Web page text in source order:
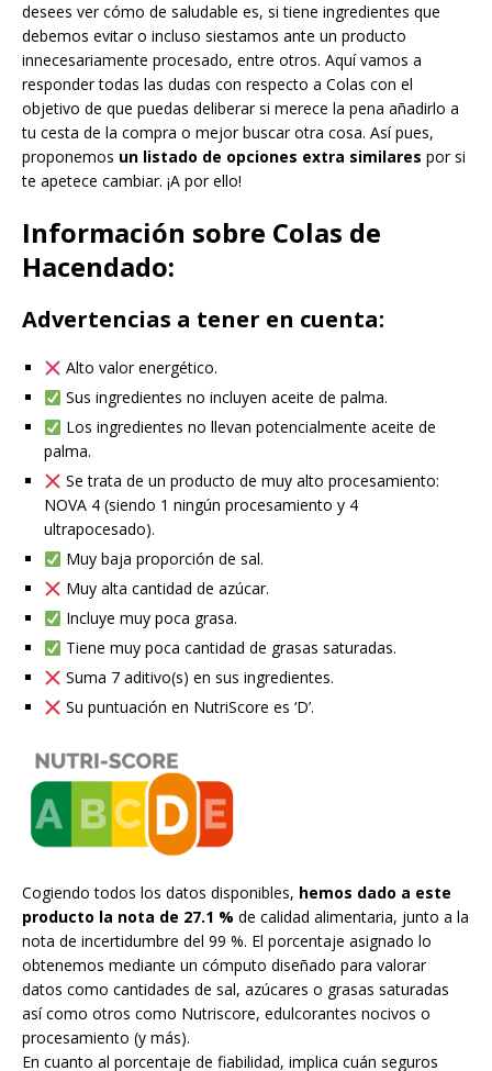
desees ver cómo de saludable es, si tiene ingredientes que
debemos evitar o incluso siestamos ante un producto
innecesariamente procesado, entre otros. Aquí vamos a
responder todas las dudas con respecto a Colas con el
objetivo de que puedas deliberar si merece la pena añadirlo a
tu cesta de la compra o mejor buscar otra cosa. Así pues,
proponemos un listado de opciones extra similares por si
te apetece cambiar. ¡A por ello!
Información sobre Colas de
Hacendado:
Advertencias a tener en cuenta:
Alto valor energético.
Sus ingredientes no incluyen aceite de palma.
Los ingredientes no llevan potencialmente aceite de
palma.
Se trata de un producto de muy alto procesamiento:
NOVA 4 (siendo 1 ningún procesamiento y 4
ultrapocesado).
Muy baja proporción de sal.
Muy alta cantidad de azúcar.
Incluye muy poca grasa.
Tiene muy poca cantidad de grasas saturadas.
Suma 7 aditivo(s) en sus ingredientes.
Su puntuación en NutriScore es ‘D’.
Cogiendo todos los datos disponibles, hemos dado a este
producto la nota de 27.1 % de calidad alimentaria, junto a la
nota de incertidumbre del 99 %. El porcentaje asignado lo
obtenemos mediante un cómputo diseñado para valorar
datos como cantidades de sal, azúcares o grasas saturadas
así como otros como Nutriscore, edulcorantes nocivos o
procesamiento (y más).
En cuanto al porcentaje de fiabilidad, implica cuán seguros